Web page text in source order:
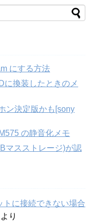
にする方法
に換装したときのメ
ン決定版かも[sony
の静音化メモ
マスストレージ)が認
トに接続できない場合
より